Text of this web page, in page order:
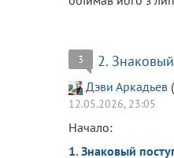
3 2.
Дэви Аркадьев
12.05.2026, 23:05
Начало:
1. Знаковый